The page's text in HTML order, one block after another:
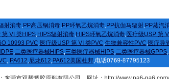
射消毒,PP高压锅消毒,PP环氧乙烷消毒,PP抗伽马辐射,PP蒸汽
第 VI 类HIPS,HIPS辐射消毒,HIPS环氧乙烷消毒,医疗级USP 第
10993 PVC,医疗级USP 第 VI 类PVC,生物兼容性PVC,医疗导
,二类医疗器械HIPS,三类医疗器械HIPS,二类医疗器械GPPS,
, PA612,尼龙612,PA612美国杜邦,电话0769-87795123